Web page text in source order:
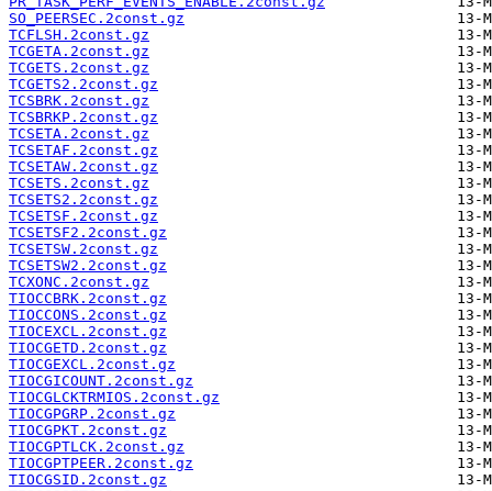
SO_PEERSEC.2const.gz
TCFLSH.2const.gz
TCGETA.2const.gz
TCGETS.2const.gz
TCGETS2.2const.gz
TCSBRK.2const.gz
TCSBRKP.2const.gz
TCSETA.2const.gz
TCSETAF.2const.gz
TCSETAW.2const.gz
TCSETS.2const.gz
TCSETS2.2const.gz
TCSETSF.2const.gz
TCSETSF2.2const.gz
TCSETSW.2const.gz
TCSETSW2.2const.gz
TCXONC.2const.gz
TIOCCBRK.2const.gz
TIOCCONS.2const.gz
TIOCEXCL.2const.gz
TIOCGETD.2const.gz
TIOCGEXCL.2const.gz
TIOCGICOUNT.2const.gz
TIOCGLCKTRMIOS.2const.gz
TIOCGPGRP.2const.gz
TIOCGPKT.2const.gz
TIOCGPTLCK.2const.gz
TIOCGPTPEER.2const.gz
TIOCGSID.2const.gz